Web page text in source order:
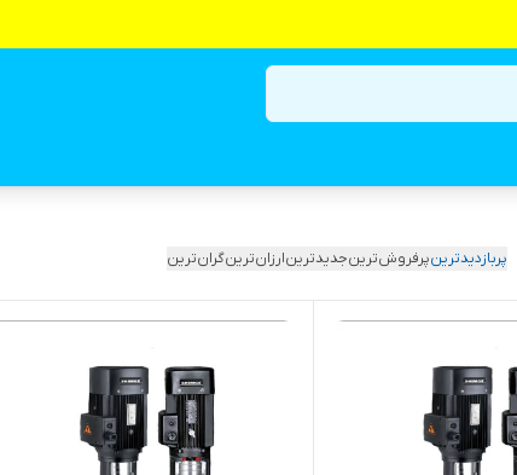
پربازدیدترینپرفروش‌ترینجدیدترینارزان‌ترینگران‌ترین